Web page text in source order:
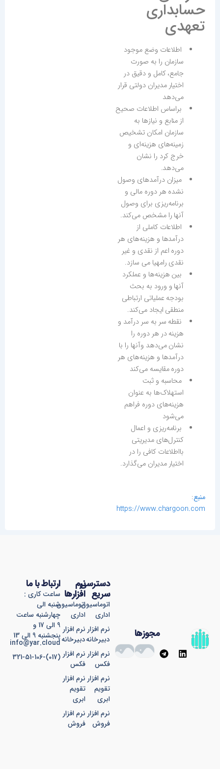
حسابداری
تعهدی
اطلاعات وضع موجود
سازمان را به صورت
جامع، کامل و دقیق در
اختیار مدیران دولتی قرار
می‌دهد
براساس اطلاعات صحیح
از منابع و نیازها به
سازمان امکان تشخیص
زمینه‌های هزینه‌ای و
خرج کرد را نشان
می‌دهد.
میزان درآمدهای وصول
نشده هر دوره مالی و
برنامه‌ریزی برای وصول
آنها را مشخص می‌کند.
اطلاعات کاملی از
درآمدها و هزینه‌های هر
دوره اعم از نقدی و غیر
نقدی رامهیا می سازد.
بین هزینه‌ها و عملکرد
آنها و ورود به بحث
بودجه عملیاتی ارتباطی
منطقی ایجاد می‌کند.
نقطه سر به سر درآمد و
هزینه در هر دوره را
نشان می‌دهد وآنها را با
درآمدها و هزینه‌های هر
دوره مقایسه می‌کند
محاسبه و ثبت
استهلاک‌ها به عنوان
هزینه‌های دوره فراهم
می‌شود
برنامه‌ریزی و اعمال
کنترل‌های مدیریتی
بااطلاعات کافی را در
اختیار مدیران می‌گذارد.
منبع:
https://www.chargoon.com
نرم
افزارها
اتوماسیون
اداری
نرم افزار
دبیرخانه
نرم افزار
فکس
نرم افزار
تقویم
ابری
نرم افزار
فروش
دسترسی
سریع
اتوماسیون
اداری
نرم افزار
دبیرخانه
نرم افزار
فکس
نرم افزار
تقویم
ابری
نرم افزار
فروش
ارتباط با ما
ساعت کاری :
شنبه الی
چهارشنبه ساعت
9 الی 17 و
پنجشنبه 9 الی 13
info@yar.cloud
(017)-321-51-106
مجوزها
L
i
T
e